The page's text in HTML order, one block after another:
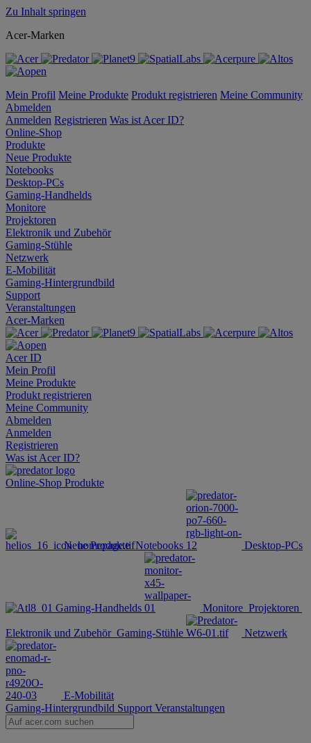
Zu Inhalt springen
Acer-Marken
Mein Profil Meine Produkte Produkt registrieren Meine Community
Abmelden
Anmelden Registrieren Was ist Acer ID?
Online-Shop
Produkte
Neue Produkte
Notebooks
Desktop-PCs
Gaming-Handhelds
Monitore
Projektoren
Elektronik und Zubehör
Gaming-Stühle
Netzwerk
E-Mobilität
Gaming-Hintergrundbild
Support
Veranstaltungen
Acer-Marken
Acer ID
Mein Profil
Meine Produkte
Produkt registrieren
Meine Community
Abmelden
Anmelden
Registrieren
Was ist Acer ID?
Online-Shop Produkte
Neue Produkte Notebooks Desktop-PCs
Gaming-Handhelds Monitore Projektoren
Elektronik und Zubehör Gaming-Stühle Netzwerk
E-Mobilität
Gaming-Hintergrundbild Support Veranstaltungen